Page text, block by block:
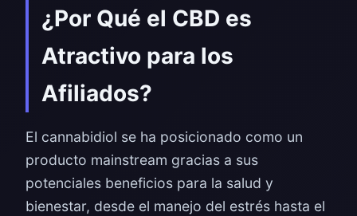
¿Por Qué el CBD es
Atractivo para los
Afiliados?
El cannabidiol se ha posicionado como un
producto mainstream gracias a sus
potenciales beneficios para la salud y
bienestar, desde el manejo del estrés hasta el